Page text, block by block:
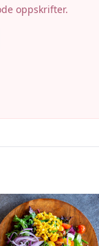
oppskrifter.